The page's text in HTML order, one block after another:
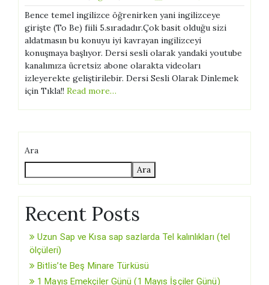
Bence temel ingilizce öğrenirken yani ingilizceye
girişte (To Be) fiili 5.sıradadır.Çok basit olduğu sizi
aldatmasın bu konuyu iyi kavrayan ingilizceyi
konuşmaya başlıyor. Dersi sesli olarak yandaki youtube
kanalımıza ücretsiz abone olarakta videoları
izleyerekte geliştirilebir. Dersi Sesli Olarak Dinlemek
için Tıkla!! Read more…
Ara
Ara
Recent Posts
Uzun Sap ve Kısa sap sazlarda Tel kalınlıkları (tel
ölçüleri)
Bitlis’te Beş Minare Türküsü
1 Mayıs Emekçiler Günü (1 Mayıs İşçiler Günü)